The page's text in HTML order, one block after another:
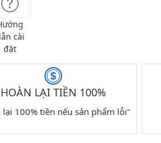
cài
đặt
HOÀN LẠI TIỀN 100%
lại 100% tiền nếu sản phẩm lỗi"